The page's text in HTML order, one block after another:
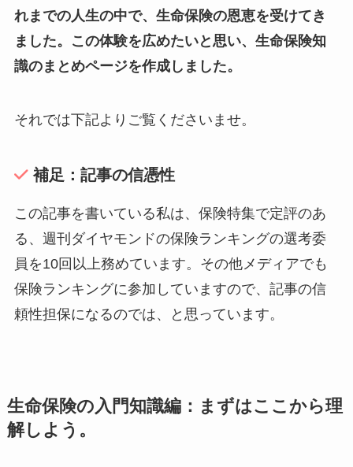
れまでの人生の中で、生命保険の恩恵を受けてき
ました。この体験を広めたいと思い、生命保険知
識のまとめページを作成しました。
それでは下記よりご覧くださいませ。
補足：記事の信憑性
この記事を書いている私は、保険特集で定評のあ
る、週刊ダイヤモンドの保険ランキングの選考委
員を10回以上務めています。その他メディアでも
保険ランキングに参加していますので、記事の信
頼性担保になるのでは、と思っています。
生命保険の入門知識編：まずはここから理
解しよう。